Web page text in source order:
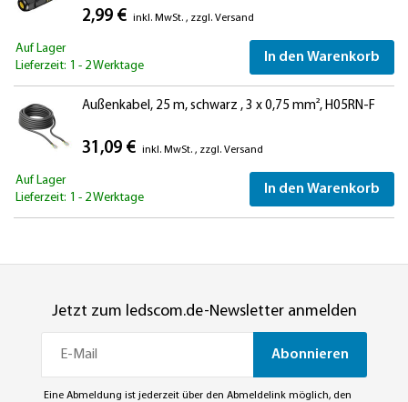
2,99 € inkl. MwSt. , zzgl. Versand
Auf Lager
Lieferzeit: 1 - 2 Werktage
In den Warenkorb
Außenkabel, 25 m, schwarz , 3 x 0,75 mm², H05RN-F
31,09 € inkl. MwSt. , zzgl. Versand
Auf Lager
Lieferzeit: 1 - 2 Werktage
In den Warenkorb
Jetzt zum ledscom.de-Newsletter anmelden
Abonnieren
Eine Abmeldung ist jederzeit über den Abmeldelink möglich, den